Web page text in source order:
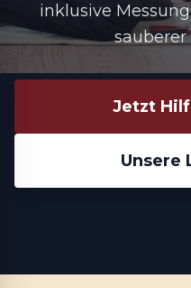
inklusive
sauberer
Jetzt
Unsere